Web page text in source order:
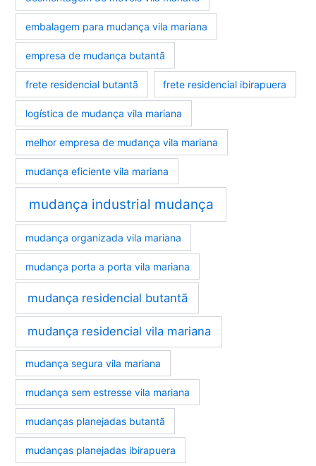
embalagem para mudança vila mariana
empresa de mudança butantã
frete residencial butantã frete residencial ibirapuera
logística de mudança vila mariana
melhor empresa de mudança vila mariana
mudança eficiente vila mariana
mudança industrial mudança
mudança organizada vila mariana
mudança porta a porta vila mariana
mudança residencial butantã
mudança residencial vila mariana
mudança segura vila mariana
mudança sem estresse vila mariana
mudanças planejadas butantã
mudanças planejadas ibirapuera